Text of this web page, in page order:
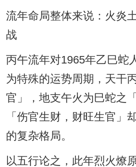
流年命局整体来说：火炎
战
丙午流年对1965年乙巳蛇
为特殊的运势周期，天干
官」，地支午火为巳蛇之
「伤官生财，财旺生官」
的复杂格局。
以五行论之，此年烈火燎